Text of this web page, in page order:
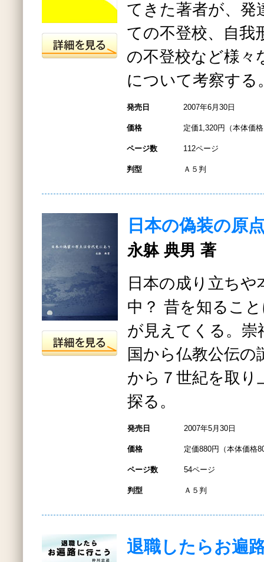
てきた著者が、発
ての不登校、自我
の不登校など様々
について考察する
発売日 2007年6月30日
価格 定価1,320円（本体価
ページ数 112ページ
判型 Ａ５判
日本の偽装の原
永躰 典男 著
日本の成り立ち
中？ 昔を知るこ
が見えてくる。崇
国から仏教公伝の
から７世紀を取り
探る。
発売日 2007年5月30日
価格 定価880円（本体価格
ページ数 54ページ
判型 Ａ５判
退職したらお遍